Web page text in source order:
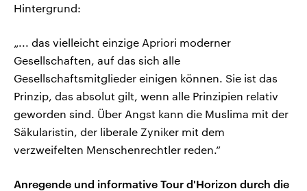
Hintergrund:
„... das vielleicht einzige Apriori moderner
Gesellschaften, auf das sich alle
Gesellschaftsmitglieder einigen können. Sie ist das
Prinzip, das absolut gilt, wenn alle Prinzipien relativ
geworden sind. Über Angst kann die Muslima mit der
Säkularistin, der liberale Zyniker mit dem
verzweifelten Menschenrechtler reden.“
Anregende und informative Tour d'Horizon durch die